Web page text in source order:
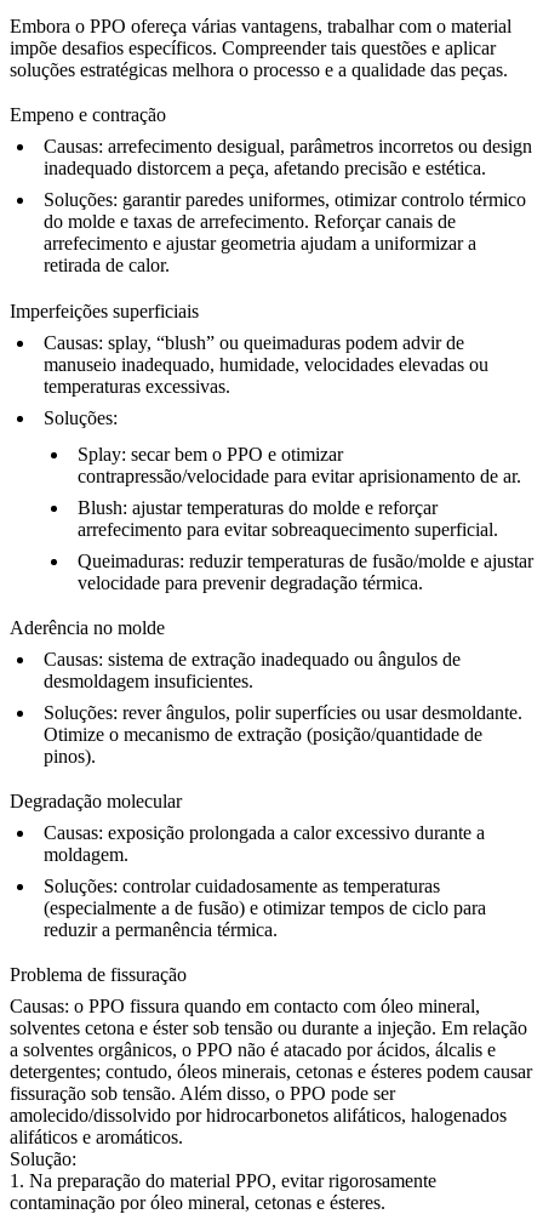
Embora o PPO ofereça várias vantagens, trabalhar com o material
impõe desafios específicos. Compreender tais questões e aplicar
soluções estratégicas melhora o processo e a qualidade das peças.
Empeno e contração
Causas: arrefecimento desigual, parâmetros incorretos ou design
inadequado distorcem a peça, afetando precisão e estética.
Soluções: garantir paredes uniformes, otimizar controlo térmico
do molde e taxas de arrefecimento. Reforçar canais de
arrefecimento e ajustar geometria ajudam a uniformizar a
retirada de calor.
Imperfeições superficiais
Causas: splay, “blush” ou queimaduras podem advir de
manuseio inadequado, humidade, velocidades elevadas ou
temperaturas excessivas.
Soluções:
Splay: secar bem o PPO e otimizar
contrapressão/velocidade para evitar aprisionamento de ar.
Blush: ajustar temperaturas do molde e reforçar
arrefecimento para evitar sobreaquecimento superficial.
Queimaduras: reduzir temperaturas de fusão/molde e ajustar
velocidade para prevenir degradação térmica.
Aderência no molde
Causas: sistema de extração inadequado ou ângulos de
desmoldagem insuficientes.
Soluções: rever ângulos, polir superfícies ou usar desmoldante.
Otimize o mecanismo de extração (posição/quantidade de
pinos).
Degradação molecular
Causas: exposição prolongada a calor excessivo durante a
moldagem.
Soluções: controlar cuidadosamente as temperaturas
(especialmente a de fusão) e otimizar tempos de ciclo para
reduzir a permanência térmica.
Problema de fissuração
Causas: o PPO fissura quando em contacto com óleo mineral,
solventes cetona e éster sob tensão ou durante a injeção. Em relação
a solventes orgânicos, o PPO não é atacado por ácidos, álcalis e
detergentes; contudo, óleos minerais, cetonas e ésteres podem causar
fissuração sob tensão. Além disso, o PPO pode ser
amolecido/dissolvido por hidrocarbonetos alifáticos, halogenados
alifáticos e aromáticos.
Solução:
1. Na preparação do material PPO, evitar rigorosamente
contaminação por óleo mineral, cetonas e ésteres.